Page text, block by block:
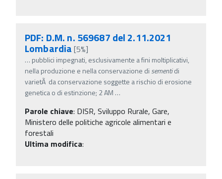
PDF: D.M. n. 569687 del 2.11.2021
Lombardia [5%]
… pubblici impegnati, esclusivamente a fini moltiplicativi,
nella produzione e nella conservazione di sementidi
varietÃ da conservazione soggette a rischio di erosione
genetica o di estinzione; 2 AM …
Parole chiave: DISR, Sviluppo Rurale, Gare,
Ministero delle politiche agricole alimentari e
forestali
Ultima modifica: